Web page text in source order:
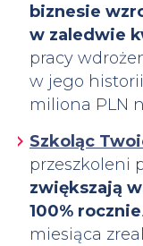
biznesie
w zaledwie
pracy
w jego
miliona PLN
Szkoląc
przeszkoleni
zwiększają
100% rocznie
miesiąca